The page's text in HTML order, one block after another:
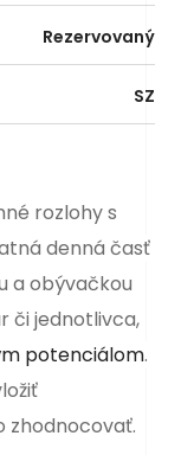
Rezervovaný
SZ
rozlohy s
denná časť
a obývačkou
či jednotlivca,
potenciálom.
zhodnocovať.